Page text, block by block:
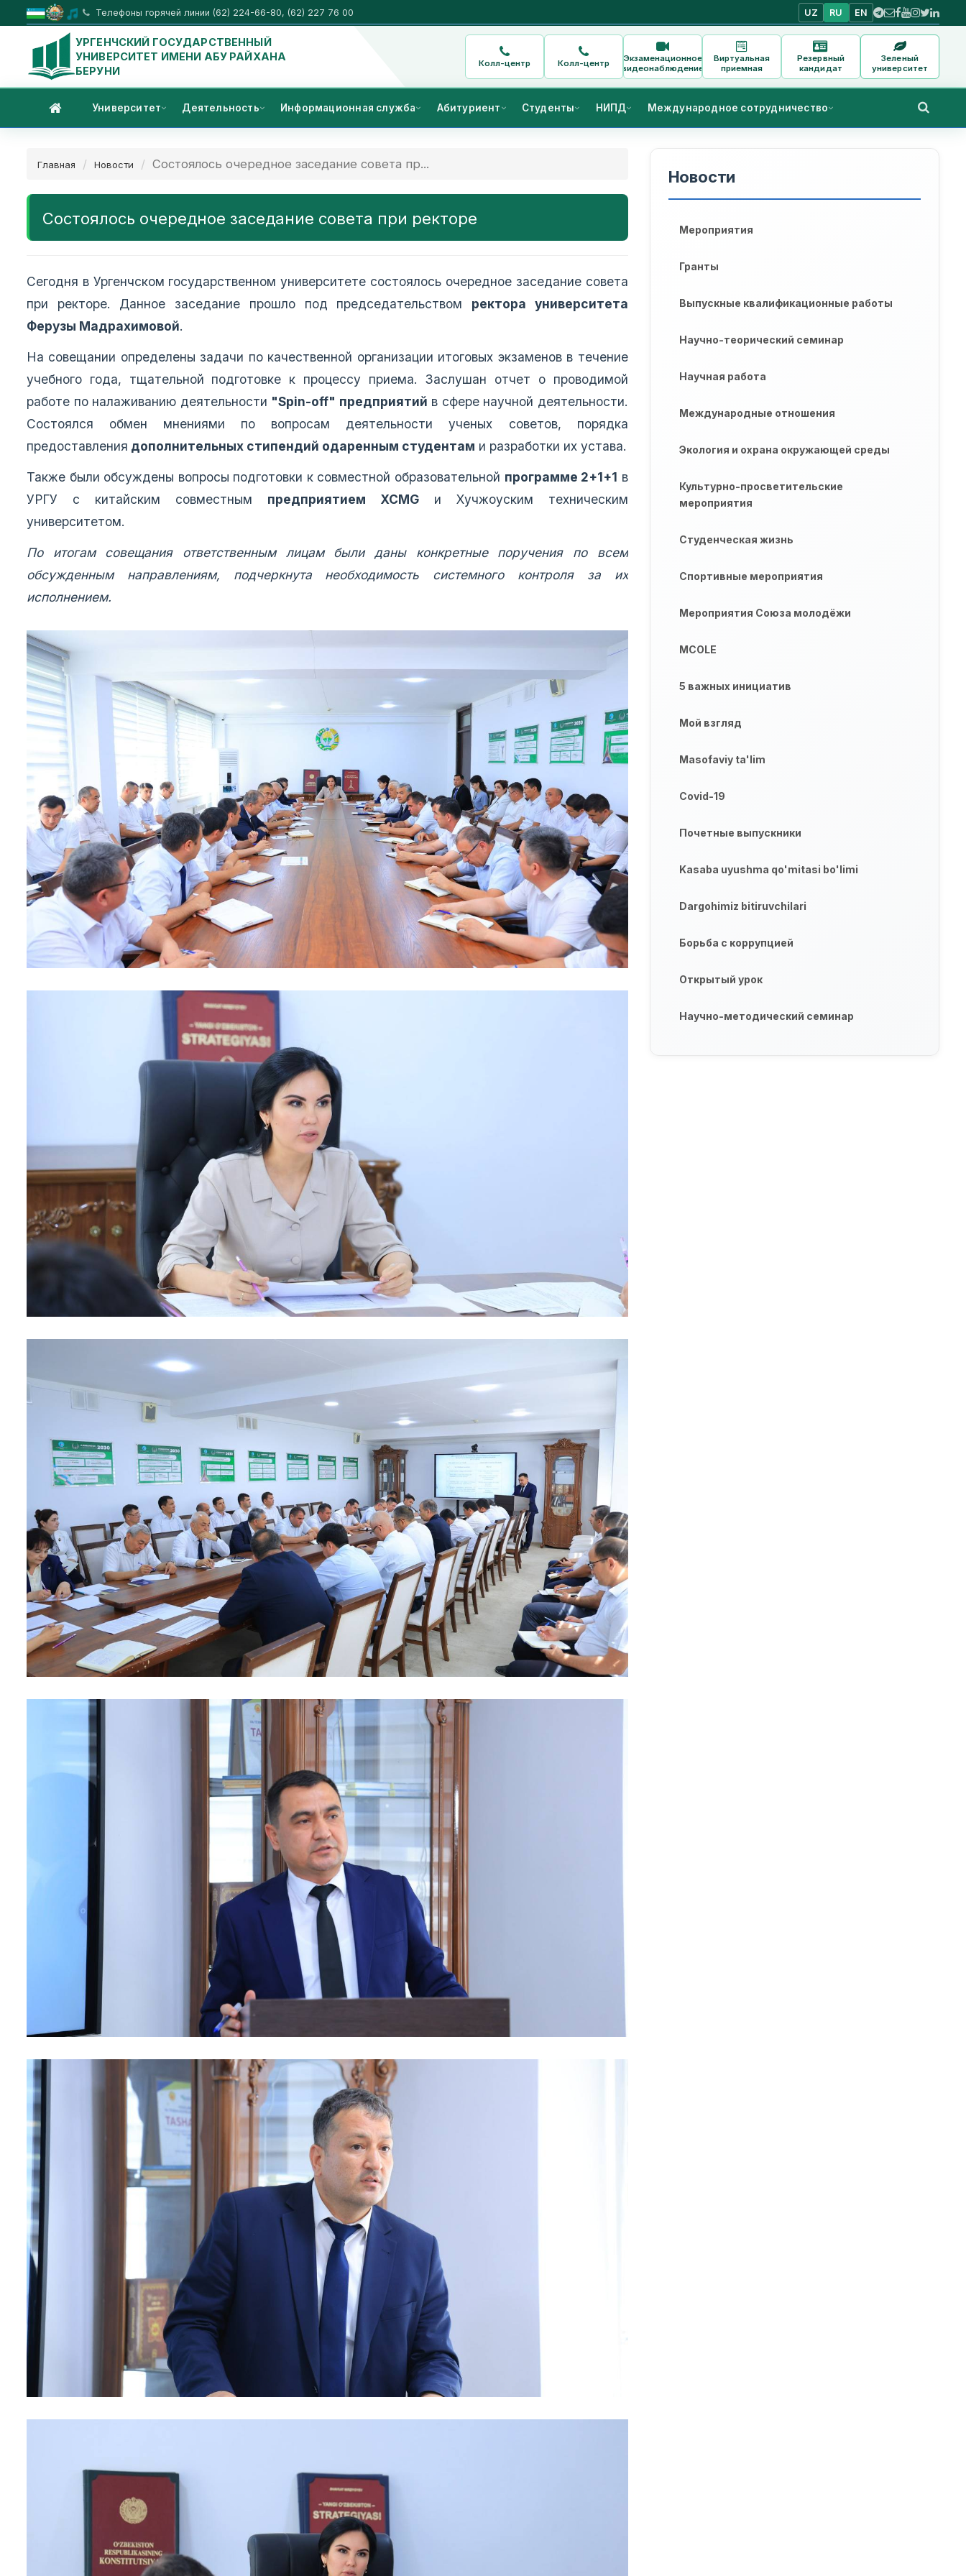
Телефоны горячей линии (62) 224-66-80, (62) 227 76 00 UZ RU EN
УРГЕНЧСКИЙ ГОСУДАРСТВЕННЫЙ
УНИВЕРСИТЕТ ИМЕНИ АБУ РАЙХАНА
БЕРУНИ
Колл-центр Колл-центр
Экзаменационное
видеонаблюдение
Виртуальная
приемная
Резервный
кандидат
Зеленый
университет
Университет Деятельность Информационная служба Абитуриент Студенты НИПД Международное сотрудничество
Главная Новости Состоялось очередное заседание совета пр...
Состоялось очередное заседание совета при ректоре
Сегодня в Ургенчском государственном университете состоялось очередное заседание совета
при ректоре. Данное заседание прошло под председательством ректора университета
Ферузы Мадрахимовой.
На совещании определены задачи по качественной организации итоговых экзаменов в течение
учебного года, тщательной подготовке к процессу приема. Заслушан отчет о проводимой
работе по налаживанию деятельности "Spin-off" предприятий в сфере научной деятельности.
Состоялся обмен мнениями по вопросам деятельности ученых советов, порядка
предоставления дополнительных стипендий одаренным студентам и разработки их устава.
Также были обсуждены вопросы подготовки к совместной образовательной программе 2+1+1 в
УРГУ с китайским совместным предприятием XCMGи Хучжоуским техническим
университетом.
По итогам совещания ответственным лицам были даны конкретные поручения по всем
обсужденным направлениям, подчеркнута необходимость системного контроля за их
исполнением.
Новости
Мероприятия
Гранты
Выпускные квалификационные работы
Научно-теорический семинар
Научная работа
Международные отношения
Экология и охрана окружающей среды
Культурно-просветительские
мероприятия
Студенческая жизнь
Спортивные мероприятия
Мероприятия Союза молодёжи
MCOLE
5 важных инициатив
Мой взгляд
Masofaviy ta'lim
Covid-19
Почетные выпускники
Kasaba uyushma qo'mitasi bo'limi
Dargohimiz bitiruvchilari
Борьба с коррупцией
Открытый урок
Научно-методический семинар